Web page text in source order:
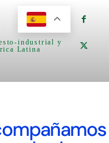
industrial y
Latina